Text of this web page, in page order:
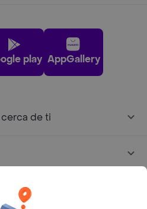
play AppGallery
de ti